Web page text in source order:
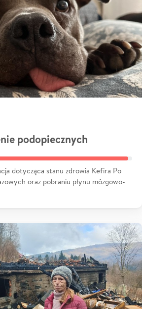
podopiecznych
dotycząca stanu zdrowia Kefira Po
oraz pobraniu płynu mózgowo-